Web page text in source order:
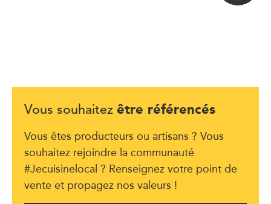
Vous souhaitez être référencés
Vous êtes producteurs ou artisans ? Vous
souhaitez rejoindre la communauté
#Jecuisinelocal ? Renseignez votre point de
vente et propagez nos valeurs !